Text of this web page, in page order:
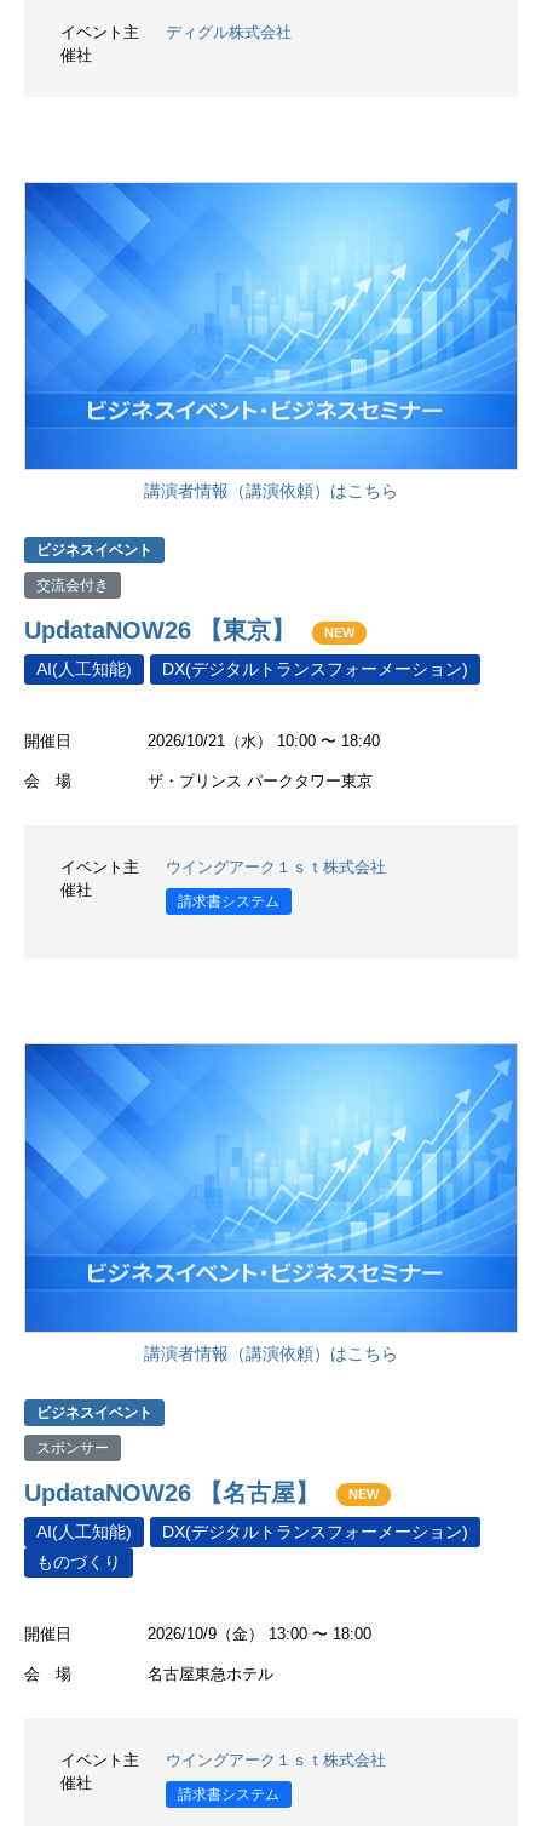
イベント主
催社
ディグル株式会社
講演者情報（講演依頼）はこちら
ビジネスイベント
交流会付き
UpdataNOW26 【東京】 NEW
AI(人工知能) DX(デジタルトランスフォーメーション)
開催日 2026/10/21（水） 10:00 〜 18:40
会 場 ザ・プリンス パークタワー東京
イベント主
催社
ウイングアーク１ｓｔ株式会社
請求書システム
講演者情報（講演依頼）はこちら
ビジネスイベント
スポンサー
UpdataNOW26 【名古屋】 NEW
AI(人工知能)
DX(デジタルトランスフォーメーション)
ものづくり
開催日 2026/10/9（金） 13:00 〜 18:00
会 場 名古屋東急ホテル
イベント主
催社
ウイングアーク１ｓｔ株式会社
請求書システム